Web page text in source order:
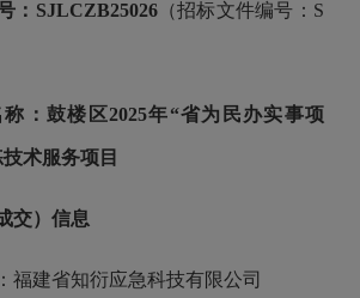
： SJLCZB25026（招标文件编号：S
称：鼓楼区2025年“省为民办实事项
术服务项目
交）信息
建省知衍应急科技有限公司